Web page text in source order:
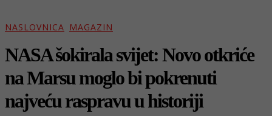
NASLOVNICA MAGAZIN
NASA šokirala svijet: Novo otkriće
na Marsu moglo bi pokrenuti
najveću raspravu u historiji